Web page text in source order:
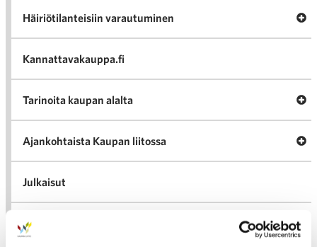
Häiriötilanteisiin varautuminen
Kannattavakauppa.fi
Tarinoita kaupan alalta
Ajankohtaista Kaupan liitossa
Julkaisut
Medialle